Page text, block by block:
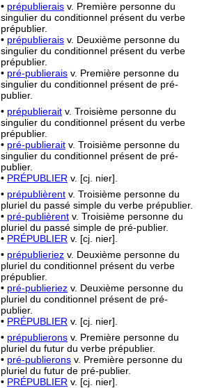
• prépublierais v. Première personne du
singulier du conditionnel présent du verbe
prépublier.
• prépublierais v. Deuxième personne du
singulier du conditionnel présent du verbe
prépublier.
• pré-publierais v. Première personne du
singulier du conditionnel présent de pré-
publier.
• prépublierait v. Troisième personne du
singulier du conditionnel présent du verbe
prépublier.
• pré-publierait v. Troisième personne du
singulier du conditionnel présent de pré-
publier.
• PRÉPUBLIER v. [cj. nier].
• prépublièrent v. Troisième personne du
pluriel du passé simple du verbe prépublier.
• pré-publièrent v. Troisième personne du
pluriel du passé simple de pré-publier.
• PRÉPUBLIER v. [cj. nier].
• prépublieriez v. Deuxième personne du
pluriel du conditionnel présent du verbe
prépublier.
• pré-publieriez v. Deuxième personne du
pluriel du conditionnel présent de pré-
publier.
• PRÉPUBLIER v. [cj. nier].
• prépublierons v. Première personne du
pluriel du futur du verbe prépublier.
• pré-publierons v. Première personne du
pluriel du futur de pré-publier.
• PRÉPUBLIER v. [cj. nier].